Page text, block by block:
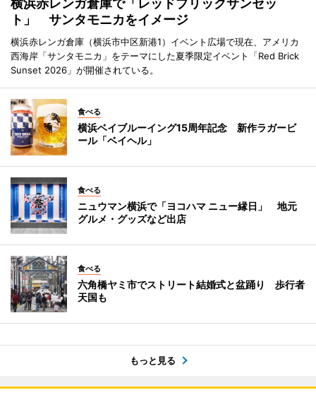
横浜赤レンガ倉庫で「レッドブリックサンセッ
ト」 サンタモニカをイメージ
横浜赤レンガ倉庫（横浜市中区新港1）イベント広場で現在、アメリカ
西海岸「サンタモニカ」をテーマにした夏季限定イベント「Red Brick
Sunset 2026」が開催されている。
食べる
横浜ベイブルーイング15周年記念 新作ラガービ
ール「ベイヘル」
食べる
ニュウマン横浜で「ヨコハマ ニュー縁日」 地元
グルメ・グッズなど出店
食べる
六角橋ヤミ市でストリート結婚式と盆踊り 歩行者
天国も
もっと見る